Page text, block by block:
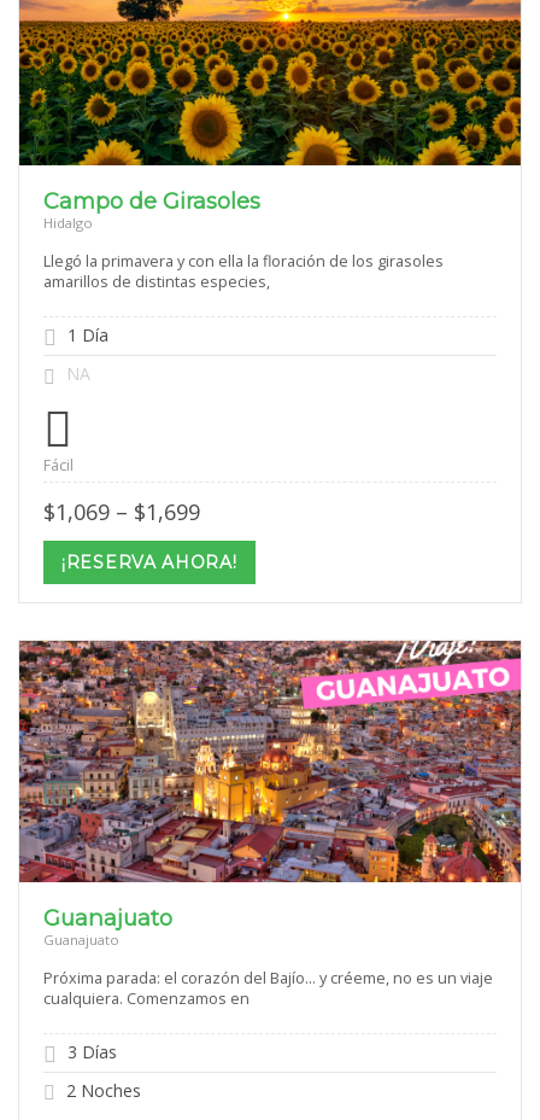
Campo de Girasoles
Hidalgo
Llegó la primavera y con ella la floración de los girasoles
amarillos de distintas especies,
1 Día
NA
Fácil
$1,069 – $1,699Price
$1,069
through
$1,699
¡RESERVA AHORA!
Guanajuato
Guanajuato
Próxima parada: el corazón del Bajío… y créeme, no es un viaje
cualquiera. Comenzamos en
3 Días
2 Noches